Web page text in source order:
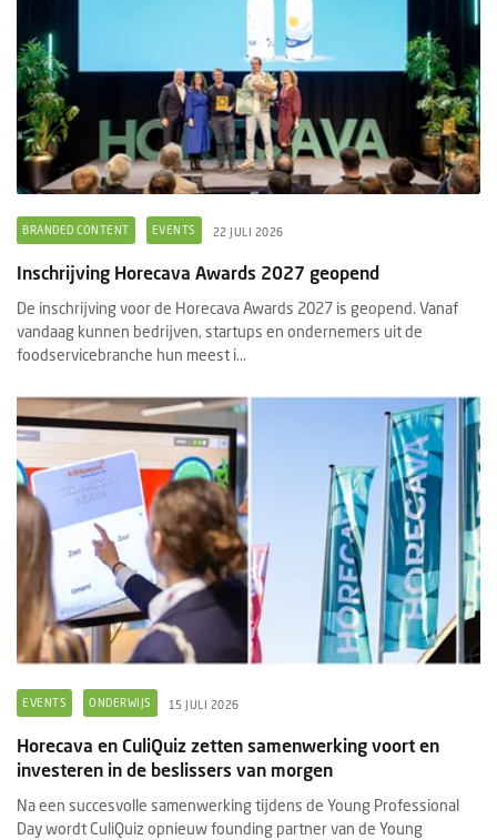
BRANDED CONTENT EVENTS 22 JULI 2026
Inschrijving Horecava Awards 2027 geopend
De inschrijving voor de Horecava Awards 2027 is geopend. Vanaf
vandaag kunnen bedrijven, startups en ondernemers uit de
foodservicebranche hun meest i...
EVENTS ONDERWIJS 15 JULI 2026
Horecava en CuliQuiz zetten samenwerking voort en
investeren in de beslissers van morgen
Na een succesvolle samenwerking tijdens de Young Professional
Day wordt CuliQuiz opnieuw founding partner van de Young